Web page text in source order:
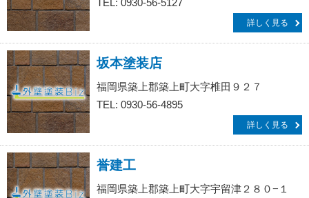
TEL: 0930-56-5127
詳しく見る
坂本塗装店
福岡県築上郡築上町大字椎田９２７
TEL: 0930-56-4895
詳しく見る
誉建工
福岡県築上郡築上町大字宇留津２８０−１